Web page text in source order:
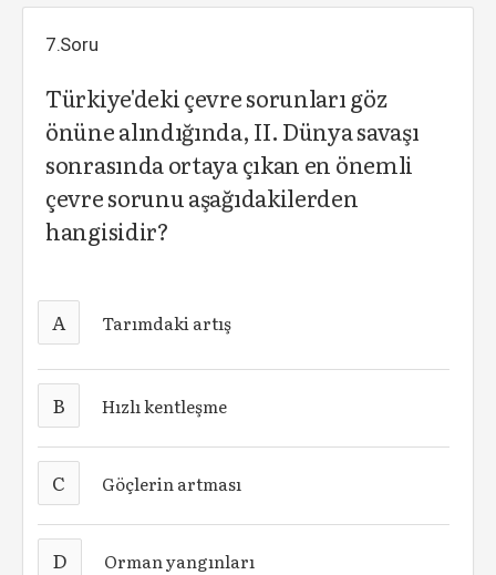
7.Soru
Türkiye'deki çevre sorunları göz
önüne alındığında, II. Dünya savaşı
sonrasında ortaya çıkan en önemli
çevre sorunu aşağıdakilerden
hangisidir?
A Tarımdaki artış
B Hızlı kentleşme
C Göçlerin artması
D Orman yangınları